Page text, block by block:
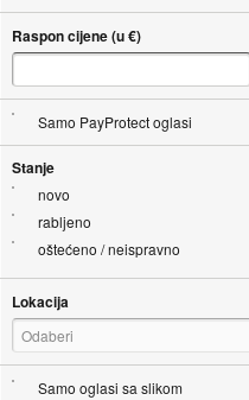
Raspon cijene (u €)
Samo PayProtect oglasi
Stanje
novo
rabljeno
oštećeno / neispravno
Lokacija
Odaberi
Samo oglasi sa slikom